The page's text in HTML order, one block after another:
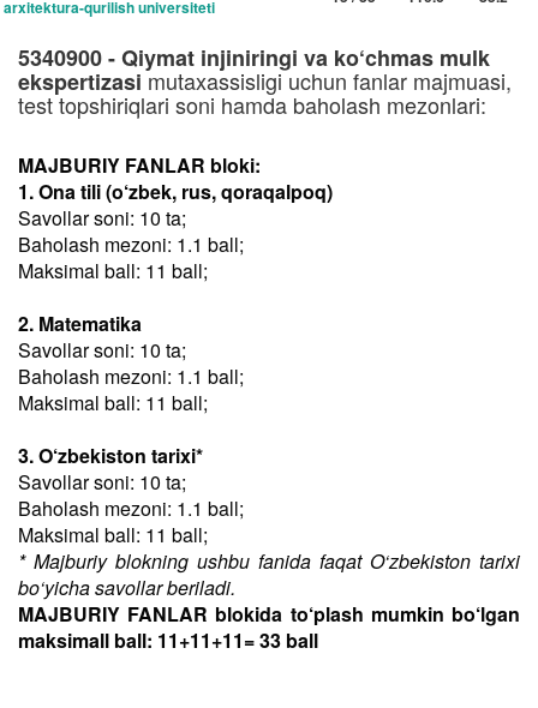
arxitektura-qurilish universiteti
5340900 - Qiymat injiniringi va ko‘chmas mulk
ekspertizasimutaxassisligi uchun fanlar majmuasi,
test topshiriqlari soni hamda baholash mezonlari:
MAJBURIY FANLAR bloki:
1. Ona tili (o‘zbek, rus, qoraqalpoq)
Savollar soni: 10 ta;
Baholash mezoni: 1.1 ball;
Maksimal ball: 11 ball;
2. Matematika
Savollar soni: 10 ta;
Baholash mezoni: 1.1 ball;
Maksimal ball: 11 ball;
3. O‘zbekiston tarixi*
Savollar soni: 10 ta;
Baholash mezoni: 1.1 ball;
Maksimal ball: 11 ball;
* Majburiy blokning ushbu fanida faqat O‘zbekiston tarixi
bo‘yicha savollar beriladi.
MAJBURIY FANLAR blokida to‘plash mumkin bo‘lgan
maksimall ball: 11+11+11= 33 ball